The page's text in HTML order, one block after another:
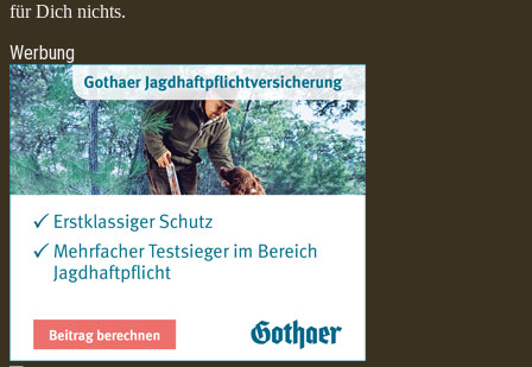
für Dich nichts.
Werbung